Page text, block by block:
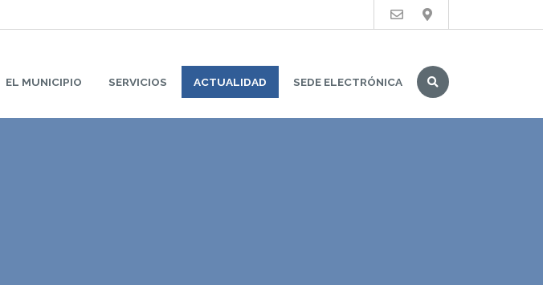
EL MUNICIPIO SERVICIOS ACTUALIDAD SEDE ELECTRÓNICA
Buscar